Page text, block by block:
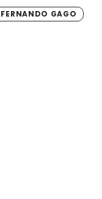
FERNANDO GAGO